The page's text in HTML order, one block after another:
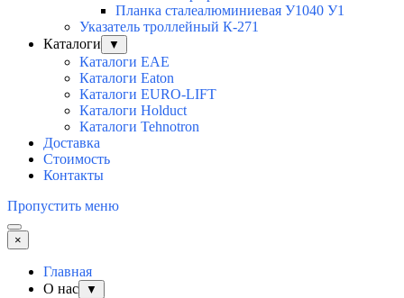
Планка сталеалюминиевая У1040 У1
Указатель троллейный К-271
Каталоги
▼
Каталоги EAE
Каталоги Eaton
Каталоги EURO-LIFT
Каталоги Holduct
Каталоги Tehnotron
Доставка
Стоимость
Контакты
Пропустить меню
×
Главная
О нас
▼